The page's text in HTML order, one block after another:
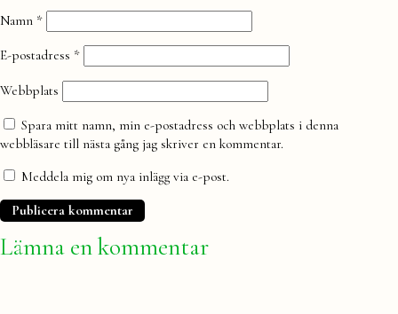
Namn *
E-postadress *
Webbplats
Spara mitt namn, min e-postadress och webbplats i denna
webbläsare till nästa gång jag skriver en kommentar.
Meddela mig om nya inlägg via e-post.
Lämna en kommentar